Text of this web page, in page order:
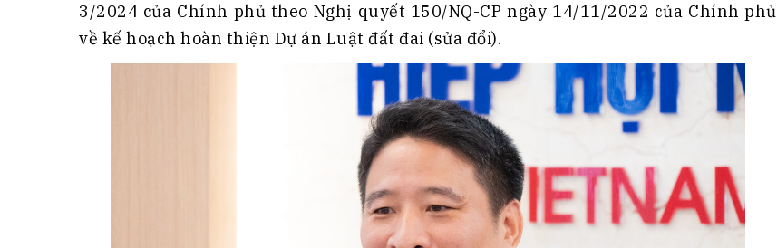
3/2024 của Chính phủ theo Nghị quyết 150/NQ-CP ngày 14/11/2022 của Chính phủ
về kế hoạch hoàn thiện Dự án Luật đất đai (sửa đổi).